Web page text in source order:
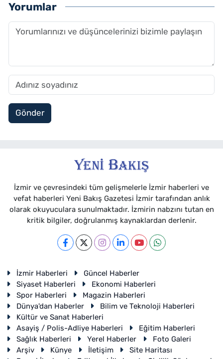
Yorumlar
Gönder
İzmir ve çevresindeki tüm gelişmelerle İzmir haberleri ve
vefat haberleri Yeni Bakış Gazetesi İzmir tarafından anlık
olarak okuyuculara sunulmaktadır. İzmirin nabzını tutan en
kritik bilgiler, doğrulanmış kaynaklardan derlenir.
İzmir Haberleri
Güncel Haberler
Siyaset Haberleri
Ekonomi Haberleri
Spor Haberleri
Magazin Haberleri
Dünya'dan Haberler
Bilim ve Teknoloji Haberleri
Kültür ve Sanat Haberleri
Asayiş / Polis-Adliye Haberleri
Eğitim Haberleri
Sağlık Haberleri
Yerel Haberler
Foto Galeri
Arşiv
Künye İletişim
Site Haritası